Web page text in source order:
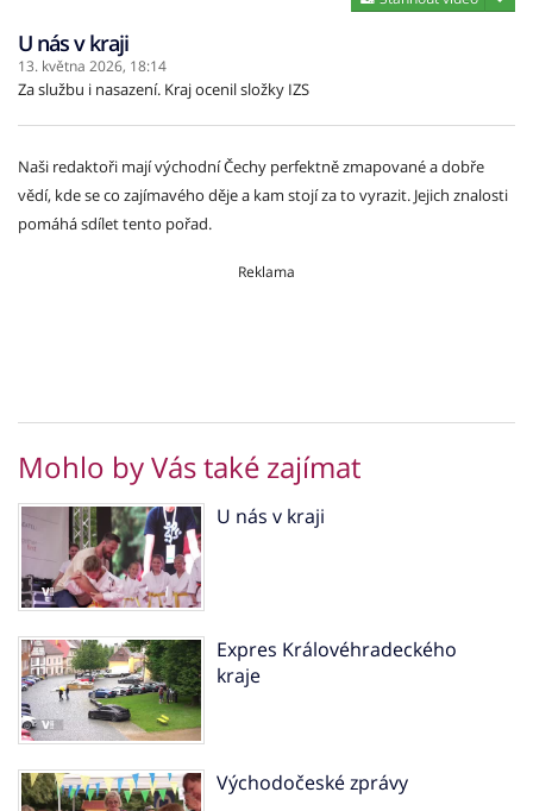
U nás v kraji
13. května 2026, 18:14
Za službu i nasazení. Kraj ocenil složky IZS
Naši redaktoři mají východní Čechy perfektně zmapované a dobře
vědí, kde se co zajímavého děje a kam stojí za to vyrazit. Jejich znalosti
pomáhá sdílet tento pořad.
Reklama
Mohlo by Vás také zajímat
U nás v kraji
Expres Královéhradeckého
kraje
Východočeské zprávy